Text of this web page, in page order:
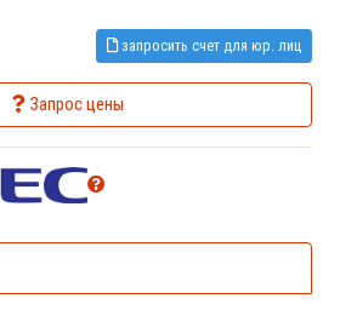
запросить счет для юр. лиц
Запрос цены